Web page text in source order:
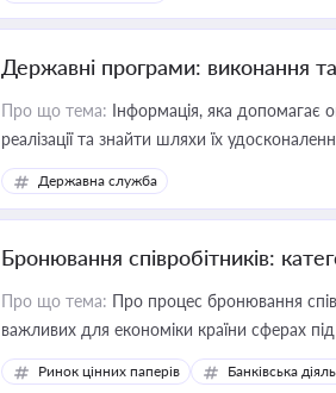
Державні програми: виконання
Про що тема: Інформація, яка допомагає
реалізації та знайти шляхи їх
Державна служба
Бронювання співробітників:
Про що тема: Про процес бронювання
важливих для економіки країни сферах під
Ринок цінних паперів Банківська